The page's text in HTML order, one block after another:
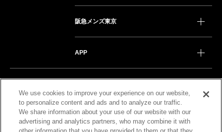
阪急メンズ東京
APP
OTHER 阪急百貨店
We use cookies to improve your experience on our website,
to personalize content and ads and to analyze our traffic.
We share information about your use of our website with our
advertising and analytics partners, who may combine it with